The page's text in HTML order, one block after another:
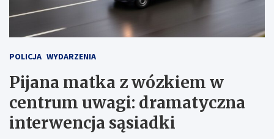
POLICJA WYDARZENIA
Pijana matka z wózkiem w
centrum uwagi: dramatyczna
interwencja sąsiadki